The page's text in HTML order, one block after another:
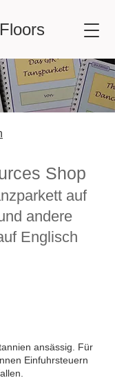
Shop
auf
andere
Englisch
ansässig. Für
Einfuhrsteuern